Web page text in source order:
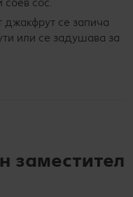
джакфрут се запича
или се задушава за
заместител